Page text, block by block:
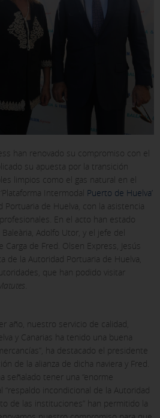
han renovado su compromiso con el
su apuesta por la transición
limpios como el gas natural en el
Intermodal Puerto de Huelva’
Portuaria de Huelva, con la asistencia
En el acto han estado
Adolfo Utor, y el jefe del
de Fred. Olsen Express, Jesús
de la Autoridad Portuaria de Huelva,
que han podido visitar
año, nuestro servicio de calidad,
y Canarias ha tenido una buena
ha destacado el presidente
de la alianza de dicha naviera y Fred.
señalado tener una “enorme
“respaldo incondicional de la Autoridad
de las instituciones” han permitido la
X